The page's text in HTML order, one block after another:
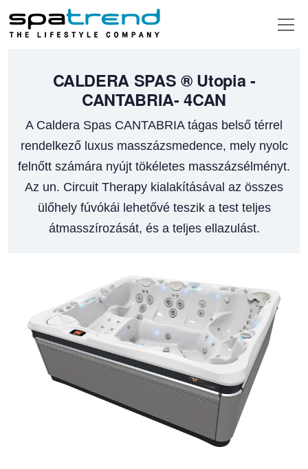
CALDERA SPAS ® Utopia -
CANTABRIA- 4CAN
A Caldera Spas CANTABRIA tágas belső térrel
rendelkező luxus masszázsmedence, mely nyolc
felnőtt számára nyújt tökéletes masszázsélményt.
Az un. Circuit Therapy kialakításával az összes
ülőhely fúvókái lehetővé teszik a test teljes
átmasszírozását, és a teljes ellazulást.